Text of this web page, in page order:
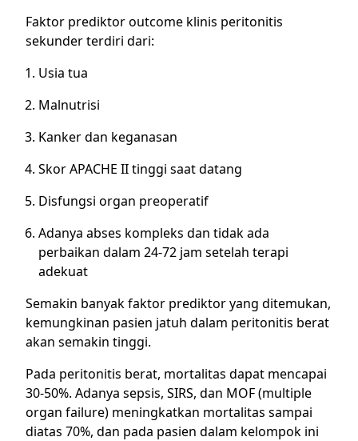
Faktor prediktor outcome klinis peritonitis
sekunder terdiri dari:
Usia tua
Malnutrisi
Kanker dan keganasan
Skor APACHE II tinggi saat datang
Disfungsi organ preoperatif
Adanya abses kompleks dan tidak ada
perbaikan dalam 24-72 jam setelah terapi
adekuat
Semakin banyak faktor prediktor yang ditemukan,
kemungkinan pasien jatuh dalam peritonitis berat
akan semakin tinggi.
Pada peritonitis berat, mortalitas dapat mencapai
30-50%. Adanya sepsis, SIRS, dan MOF (multiple
organ failure) meningkatkan mortalitas sampai
diatas 70%, dan pada pasien dalam kelompok ini